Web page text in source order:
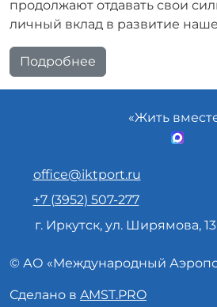
продолжают отдавать свои
личный вклад в развитие
Подробнее
«Жить
office@iktport.ru
+7 (3952) 507-277
г. Иркутск, ул. Ширямова, 13
© АО «Международный
Сделано в AMST.PRO